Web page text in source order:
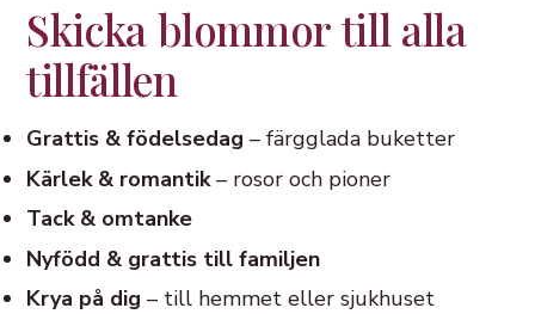
Skicka blommor till alla
tillfällen
Grattis & födelsedag – färgglada buketter
Kärlek & romantik– rosor och pioner
Tack & omtanke
Nyfödd & grattis till familjen
Krya på dig – till hemmet eller sjukhuset